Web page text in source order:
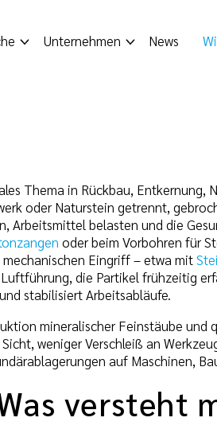
Unternehmen News
Thema in Rückbau,
oder Naturstein getrennt,
Arbeitsmittel belasten und die
oder beim Vorbohren für
Eingriff – etwa mit
die Partikel frühzeitig
stabilisiert Arbeitsabläufe.
mineralischer Feinstäube und
weniger Verschleiß an
auf Maschinen,
versteht